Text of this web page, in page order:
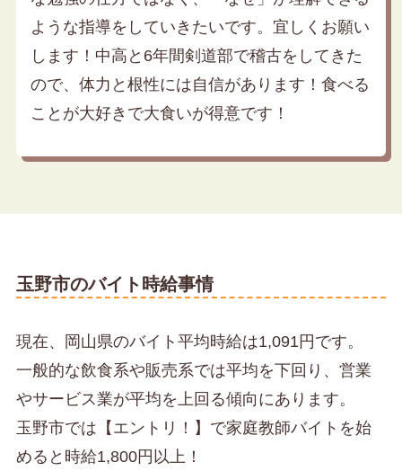
ような指導をしていきたいです。宜しくお願い
します！中高と6年間剣道部で稽古をしてきた
ので、体力と根性には自信があります！食べる
ことが大好きで大食いが得意です！
玉野市のバイト時給事情
現在、岡山県のバイト平均時給は1,091円です。
一般的な飲食系や販売系では平均を下回り、営業
やサービス業が平均を上回る傾向にあります。
玉野市では【エントリ！】で家庭教師バイトを始
めると時給1,800円以上！